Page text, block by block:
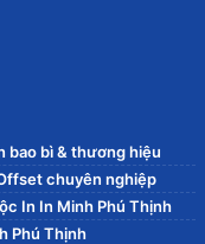
bao bì & thương hiệu
chuyên nghiệp
In In Minh Phú Thịnh
Phú Thịnh